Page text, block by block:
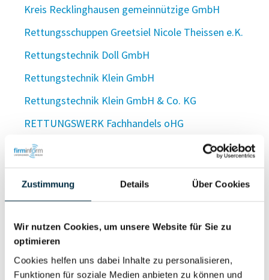
Zustimmung Details Über Cookies
Wir nutzen Cookies, um unsere Website für Sie zu
optimieren
Cookies helfen uns dabei Inhalte zu personalisieren,
Funktionen für soziale Medien anbieten zu können und
Kreis Recklinghausen gemeinnützige GmbH
Rettungsschuppen Greetsiel Nicole Theissen e.K.
Rettungstechnik Doll GmbH
Rettungstechnik Klein GmbH
Rettungstechnik Klein GmbH & Co. KG
RETTUNGSWERK Fachhandels oHG
RETTUNGSWERT e. K. Erste-Hilfe-Schule,
Prävention, medizinisches Notfalltraining, Flucht- &
Rettungswegplanung, Aus- & Nachrüstung, First
Retudo Logistics GmbH
R + E Tür- und Fenstertechnik GmbH